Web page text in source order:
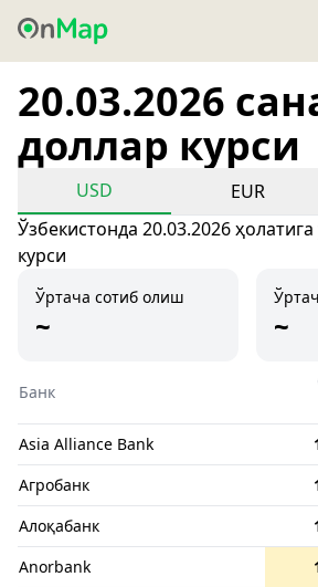
20.03.2026
доллар курси
USD EUR
Ўзбекистонда 20.03.2026
курси
Ўртача сотиб олиш
~ ~
Банк
Asia Alliance Bank
Агробанк
Алоқабанк
Anorbank